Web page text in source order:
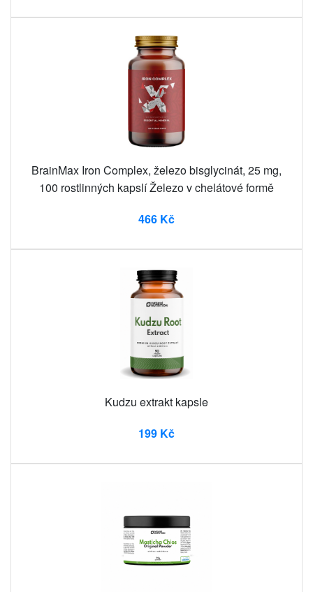
BrainMax Iron Complex, železo bisglycinát, 25 mg,
100 rostlinných kapslí Železo v chelátové formě
466 Kč
Kudzu extrakt kapsle
199 Kč